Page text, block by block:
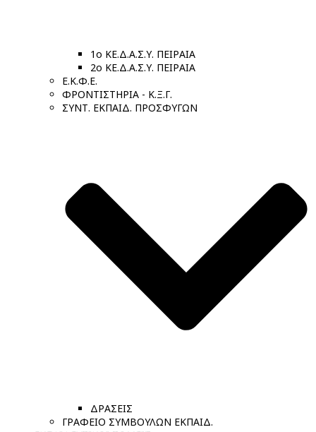
1ο ΚΕ.Δ.Α.Σ.Υ. ΠΕΙΡΑΙΑ
2ο ΚΕ.Δ.Α.Σ.Υ. ΠΕΙΡΑΙΑ
Ε.Κ.Φ.Ε.
ΦΡΟΝΤΙΣΤΗΡΙΑ - Κ.Ξ.Γ.
ΣΥΝΤ. ΕΚΠΑΙΔ. ΠΡΟΣΦΥΓΩΝ
ΔΡΑΣΕΙΣ
ΓΡΑΦΕΙΟ ΣΥΜΒΟΥΛΩΝ ΕΚΠΑΙΔ.